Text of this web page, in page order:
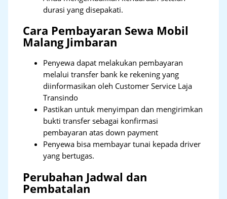
durasi yang disepakati.
Cara Pembayaran Sewa Mobil
Malang Jimbaran
Penyewa dapat melakukan pembayaran
melalui transfer bank ke rekening yang
diinformasikan oleh Customer Service Laja
Transindo
Pastikan untuk menyimpan dan mengirimkan
bukti transfer sebagai konfirmasi
pembayaran atas down payment
Penyewa bisa membayar tunai kepada driver
yang bertugas.
Perubahan Jadwal dan
Pembatalan